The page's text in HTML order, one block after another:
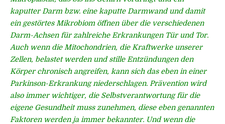
kaputter Darm bzw. eine kaputte Darmwand und damit
ein gestörtes Mikrobiom öffnen über die verschiedenen
Darm-Achsen für zahlreiche Erkrankungen Tür und Tor.
Auch wenn die Mitochondrien, die Kraftwerke unserer
Zellen, belastet werden und stille Entzündungen den
Körper chronisch angreifen, kann sich das eben in einer
Parkinson-Erkrankung niederschlagen. Prävention wird
also immer wichtiger, die Selbstverantwortung für die
eigene Gesundheit muss zunehmen, diese eben genannten
Faktoren werden ja immer bekannter. Und wenn die